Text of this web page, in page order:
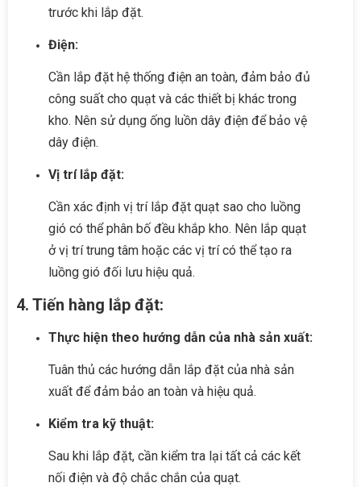
trước khi lắp đặt.
Điện:
Cần lắp đặt hệ thống điện an toàn, đảm bảo đủ
công suất cho quạt và các thiết bị khác trong
kho. Nên sử dụng ống luồn dây điện để bảo vệ
dây điện.
Vị trí lắp đặt:
Cần xác định vị trí lắp đặt quạt sao cho luồng
gió có thể phân bố đều khắp kho. Nên lắp quạt
ở vị trí trung tâm hoặc các vị trí có thể tạo ra
luồng gió đối lưu hiệu quả.
4. Tiến hàng lắp đặt:
Thực hiện theo hướng dẫn của nhà sản xuất:
Tuân thủ các hướng dẫn lắp đặt của nhà sản
xuất để đảm bảo an toàn và hiệu quả.
Kiểm tra kỹ thuật:
Sau khi lắp đặt, cần kiểm tra lại tất cả các kết
nối điện và độ chắc chắn của quạt.